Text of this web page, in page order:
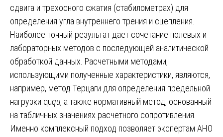
сдвига и трехосного сжатия (стабилометрах) для
определения угла внутреннего трения и сцепления.
Наиболее точный результат дает сочетание полевых и
лабораторных методов с последующей аналитической
обработкой данных. Расчетными методами,
использующими полученные характеристики, являются,
например, метод Терцаги для определения предельной
нагрузки ququ​, а также нормативный метод, основанный
на табличных значениях расчетного сопротивления.
Именно комплексный подход позволяет экспертам АНО